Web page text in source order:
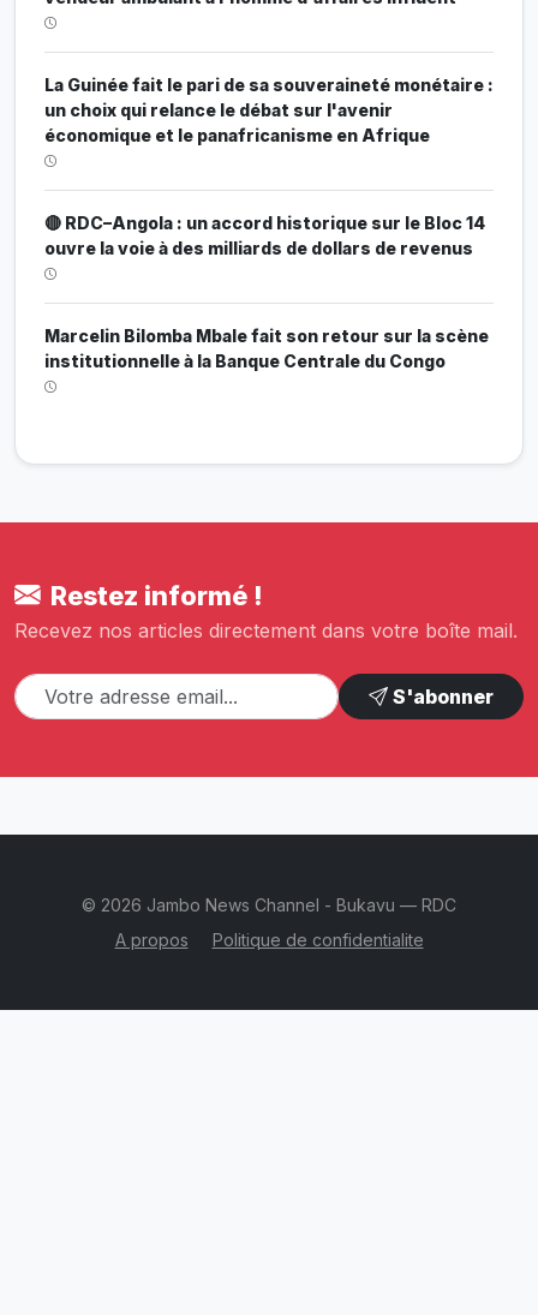
La Guinée fait le pari de sa souveraineté monétaire :
un choix qui relance le débat sur l'avenir
économique et le panafricanisme en Afrique
🔴 RDC–Angola : un accord historique sur le Bloc 14
ouvre la voie à des milliards de dollars de revenus
Marcelin Bilomba Mbale fait son retour sur la scène
institutionnelle à la Banque Centrale du Congo
Restez informé !
Recevez nos articles directement dans votre boîte mail.
S'abonner
© 2026 Jambo News Channel - Bukavu — RDC
A propos
Politique de confidentialite